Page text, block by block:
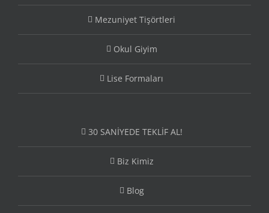
Mezuniyet Tişörtleri
Okul Giyim
Lise Formaları
30 SANİYEDE TEKLİF AL!
Biz Kimiz
Blog